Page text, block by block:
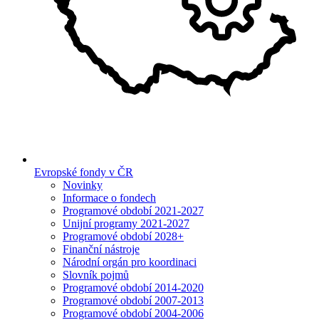
Evropské fondy v ČR
Novinky
Informace o fondech
Programové období 2021-2027
Unijní programy 2021-2027
Programové období 2028+
Finanční nástroje
Národní orgán pro koordinaci
Slovník pojmů
Programové období 2014-2020
Programové období 2007-2013
Programové období 2004-2006